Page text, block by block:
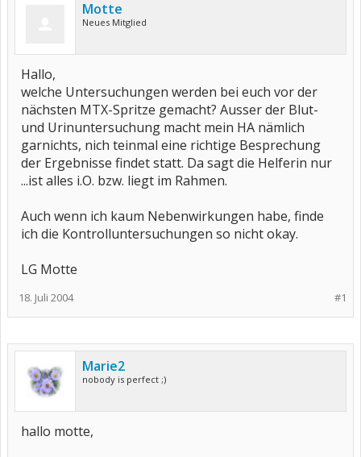
Motte
Neues Mitglied
Hallo,
welche Untersuchungen werden bei euch vor der
nächsten MTX-Spritze gemacht? Ausser der Blut-
und Urinuntersuchung macht mein HA nämlich
garnichts, nich teinmal eine richtige Besprechung
der Ergebnisse findet statt. Da sagt die Helferin nur
...ist alles i.O. bzw. liegt im Rahmen.
Auch wenn ich kaum Nebenwirkungen habe, finde
ich die Kontrolluntersuchungen so nicht okay.
LG Motte
#1
18. Juli 2004
Marie2
nobody is perfect ;)
hallo motte,